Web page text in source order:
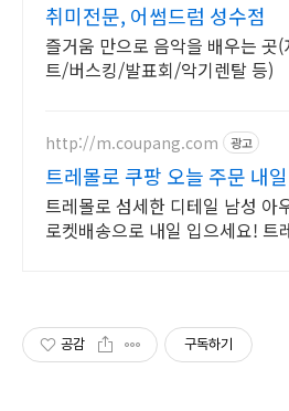
취미전문, 어썸드럼 성수점
즐거움 만으로 음악을 배우는 곳
트/버스킹/발표회/악기렌탈 등)
http://m.coupang.com 광고
트레몰로 쿠팡 오늘 주문 내
착
트레몰로 섬세한 디테일 남성 아
로켓배송으로 내일 입으세요! 트
공감 구독하기